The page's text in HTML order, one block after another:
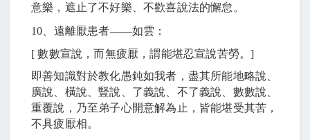
意樂，遮止了不好樂、不歡喜說法的懈怠。
10 、遠離厭患者――如雲：
[數數宣說，而無疲厭，謂能堪忍宣說苦勞。]
即善知識對於教化愚鈍如我者，盡其所能地略說、
廣說、橫說、豎說、了義說、不了義說、數數說、
重覆說，乃至弟子心開意解為止，皆能堪受其苦，
不具疲厭相。